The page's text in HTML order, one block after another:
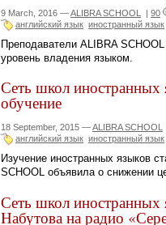
9 March, 2016 —ALIBRA SCHOOL | 90
английский язык иностранный язык
Преподаватели ALIBRA
уровень владения языком.
Сеть школ
обучение
18 September, 2015 —ALIBRA SCHOOL
английский язык иностранный язык
Изучение иностранных языков
SCHOOL объявила о снижении
Сеть школ
Набутова на радио